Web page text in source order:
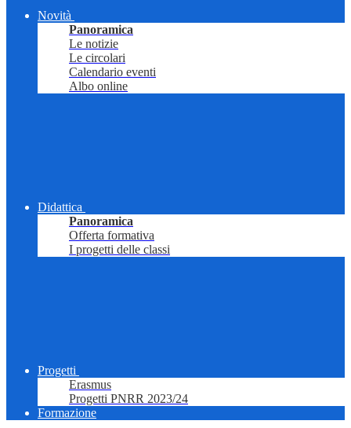
Novità
Panoramica
Le notizie
Le circolari
Calendario eventi
Albo online
Didattica
Panoramica
Offerta formativa
I progetti delle classi
Progetti
Erasmus
Progetti PNRR 2023/24
Formazione